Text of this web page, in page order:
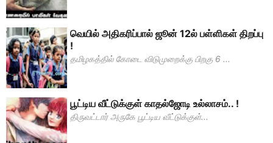
வெயில் அதிகரிப்பால் ஜூன் 12ல் பள்ளிகள் திறப்பு
!
தமிழகத்தில் கோடை விடுமுறைக்கு பிறகு 6 ...
பூட்டிய வீட்டுக்குள் காதல்ஜோடி உல்லாசம்.. !
திருவட்டார் அருகே பூட்டிய வீட்டுக்குள்...